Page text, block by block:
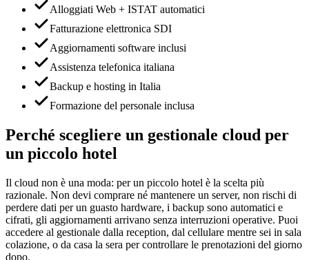
Alloggiati Web + ISTAT automatici
Fatturazione elettronica SDI
Aggiornamenti software inclusi
Assistenza telefonica italiana
Backup e hosting in Italia
Formazione del personale inclusa
Perché scegliere un gestionale cloud per
un piccolo hotel
Il cloud non è una moda: per un piccolo hotel è la scelta più
razionale. Non devi comprare né mantenere un server, non rischi di
perdere dati per un guasto hardware, i backup sono automatici e
cifrati, gli aggiornamenti arrivano senza interruzioni operative. Puoi
accedere al gestionale dalla reception, dal cellulare mentre sei in sala
colazione, o da casa la sera per controllare le prenotazioni del giorno
dopo.